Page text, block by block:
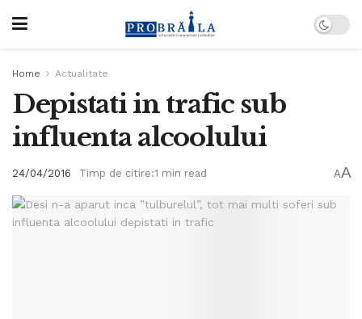
Home Actualitate
Depistati in trafic sub
influenta alcoolului
24/04/2016 Timp de citire:1 min read AA